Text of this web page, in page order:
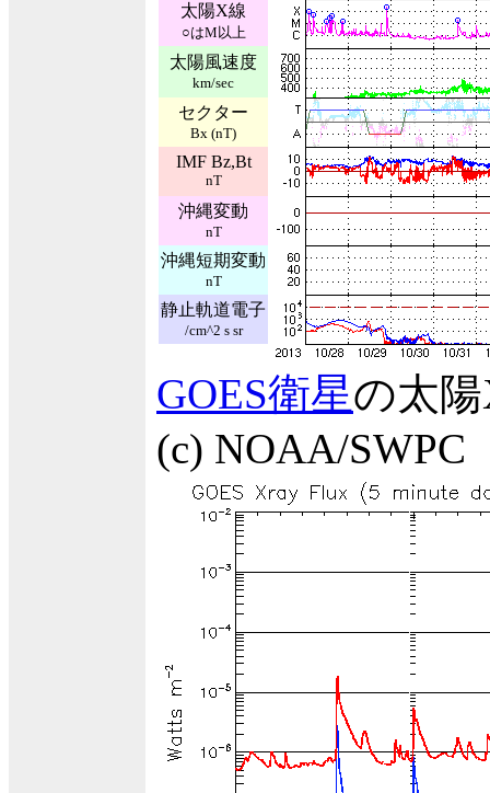
太陽X線
○はM以上
太陽風速度
km/sec
セクター
Bx (nT)
IMF Bz,Bt
nT
沖縄変動
nT
沖縄短期変動
nT
静止軌道電子
/cm^2 s sr
GOES衛星の太
(c) NOAA/SWPC